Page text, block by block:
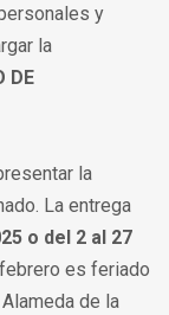
y
la
DE
la
La entrega
o del 2 al 27
es feriado
de la